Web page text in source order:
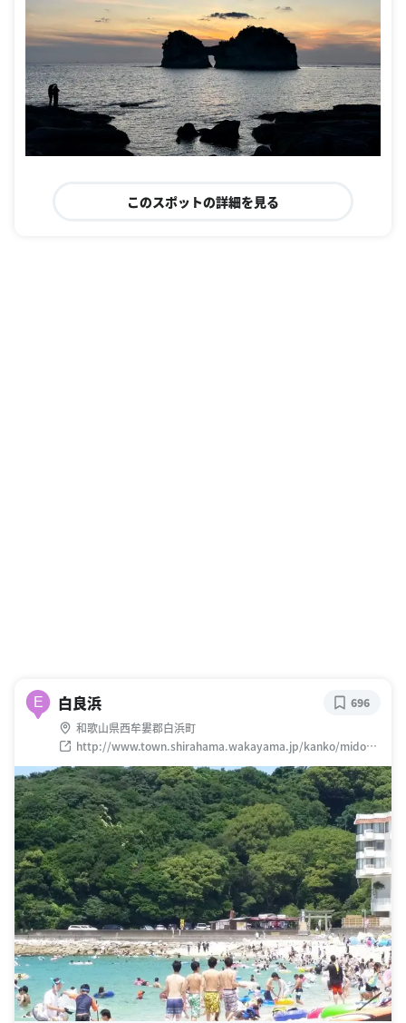
このスポットの詳細を見る
E 白良浜
和歌山県西牟婁郡白浜町
http://www.town.shirahama.wakayama.jp/kanko/midoko
ro/1454401113276.html
696